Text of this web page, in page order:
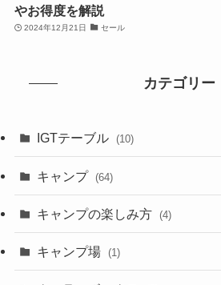
やお得度を解説
2024年12月21日 セール
カテゴリー
IGTテーブル (10)
キャンプ (64)
キャンプの楽しみ方 (4)
キャンプ場 (1)